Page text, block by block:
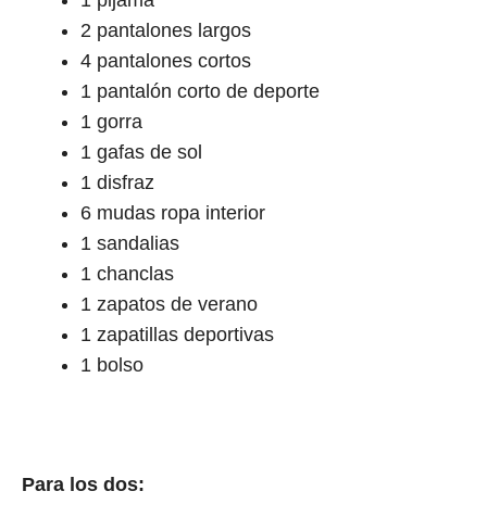
2 pantalones largos
4 pantalones cortos
1 pantalón corto de deporte
1 gorra
1 gafas de sol
1 disfraz
6 mudas ropa interior
1 sandalias
1 chanclas
1 zapatos de verano
1 zapatillas deportivas
1 bolso
Para los dos: